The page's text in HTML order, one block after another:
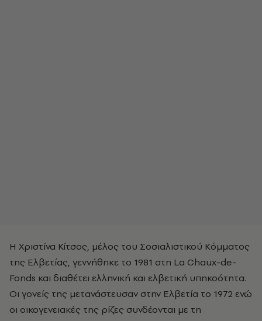
Η Χριστίνα Κίτσος, μέλος του Σοσιαλιστικού Κόμματος
της Ελβετίας, γεννήθηκε το 1981 στη La Chaux-de-
Fonds‎‎ και διαθέτει ελληνική και ελβετική υπηκοότητα.
Οι γονείς της μετανάστευσαν στην Ελβετία το 1972 ενώ
οι οικογενειακές της ρίζες συνδέονται με τη